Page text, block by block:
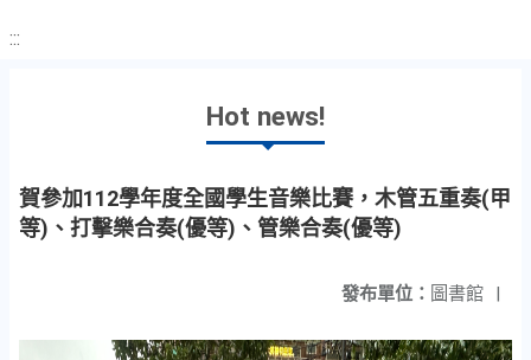
:::
Hot news!
賀參加112學年度全國學生音樂比賽，木管五重奏(甲
等)、打擊樂合奏(優等)、管樂合奏(優等)
發布單位： 圖書館 |